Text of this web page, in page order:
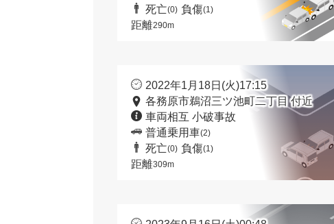
死亡(0) 負傷(1)
距離290m
2022年1月18日(火)17:15
各務原市鵜沼三ツ池町二丁目 付近
車両相互 小破事故
普通乗用車(2)
死亡(0) 負傷(1)
距離309m